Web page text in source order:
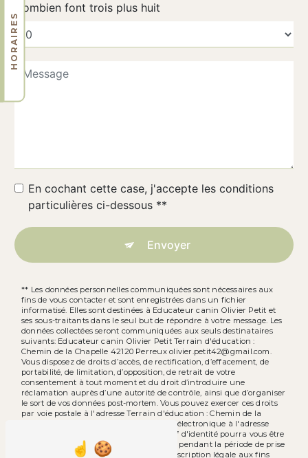
Combien font trois plus huit
En cochant cette case, j'accepte les conditions
particulières ci-dessous **
Envoyer
** Les données personnelles communiquées sont nécessaires aux
fins de vous contacter et sont enregistrées dans un fichier
informatisé. Elles sont destinées à Educateur canin Olivier Petit et
ses sous-traitants dans le seul but de répondre à votre message. Les
données collectées seront communiquées aux seuls destinataires
suivants: Educateur canin Olivier Petit Terrain d'éducation :
Chemin de la Chapelle 42120 Perreux olivier.petit42@gmail.com.
Vous disposez de droits d’accès, de rectification, d’effacement, de
portabilité, de limitation, d’opposition, de retrait de votre
consentement à tout moment et du droit d’introduire une
réclamation auprès d’une autorité de contrôle, ainsi que d’organiser
le sort de vos données post-mortem. Vous pouvez exercer ces droits
par voie postale à l'adresse Terrain d'éducation : Chemin de la
Chapelle 42120 Perreux ou par courrier électronique à l'adresse
olivier.petit42@gmail.com. Un justificatif d'identité pourra vous être
demandé. Nous conservons vos données pendant la période de prise
de contact puis pendant la durée de prescription légale aux fins
HORAIRES